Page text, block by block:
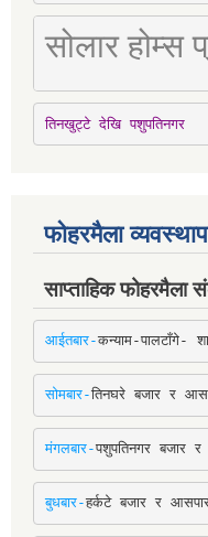
सोलार
तिनखुट्टे देखि पशुपतिनगर
फोहरमैला
साप्ताहिक फोहरमैला
आईतबार-कन्याम-पालटाँगे-
सोमबार-तिनघरे बजार र
मंगलबार-पशुपतिनगर बजार
बुधबार-हर्कटे बजार र